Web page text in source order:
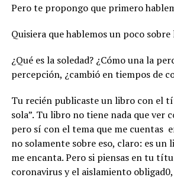
Pero te propongo que primero
Quisiera que hablemos un poco sobre
¿Qué es la soledad? ¿Cómo una la
percepción, ¿cambió en tiempos de
Tu recién publicaste un libro con el
sola”. Tu libro no tiene nada que ver
pero sí con el tema que me cuentas
no solamente sobre eso, claro: es un
me encanta. Pero si piensas en tu
coronavirus y el aislamiento obligad0,